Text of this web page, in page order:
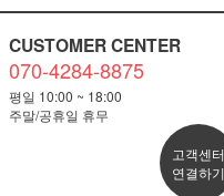
CUSTOMER CENTER
070-4284-8875
평일 10:00 ~ 18:00
주말/공휴일 휴무
고객센터
연결하기